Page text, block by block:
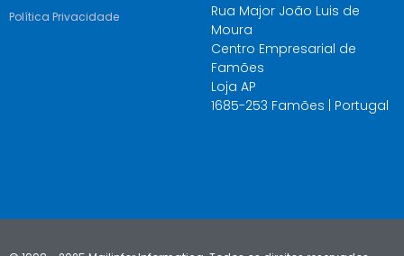
Política Privacidade
Rua Major João Luis de
Moura
Centro Empresarial de
Famões
Loja AP
1685-253 Famões | Portugal